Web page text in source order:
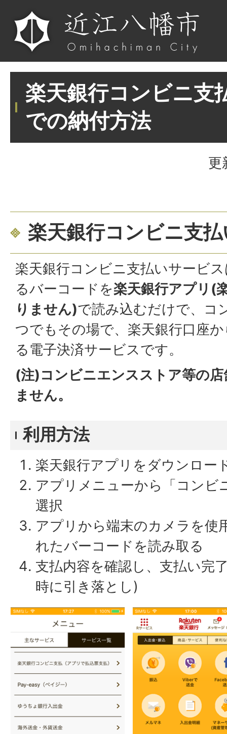
楽天銀行コンビニ支
での納付方法
更
楽天銀行コンビニ支
楽天銀行コンビニ支払いサービス
るバーコードを楽天銀行アプリ(
りません)で読み込むだけで、コ
つでもその場で、楽天銀行口座
る電子決済サービスです。
(注)コンビニエンスストア等の
ません。
利用方法
楽天銀行アプリをダウンロー
アプリメニューから「コンビ
選択
アプリから端末のカメラを使
れたバーコードを読み取る
支払内容を確認し、支払い完
時に引き落とし)